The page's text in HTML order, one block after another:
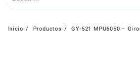
Inicio Productos
GY-521 MPU6050 –